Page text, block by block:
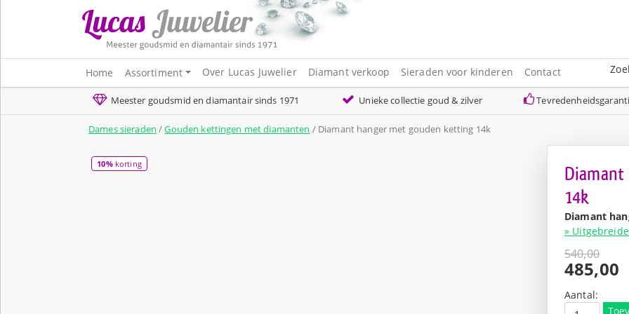
Home Assortiment Over Lucas Juwelier Diamant verkoop Sieraden voor kinderen Contact
Meester goudsmid en diamantair sinds 1971 Unieke collectie goud & zilver
Dames sieraden /Gouden kettingen met diamanten / Diamant hanger met gouden ketting 14k
10%korting
14k
Diamant
»
540,00
prijs
was:
485,00
Huidige
prijs
Aantal: